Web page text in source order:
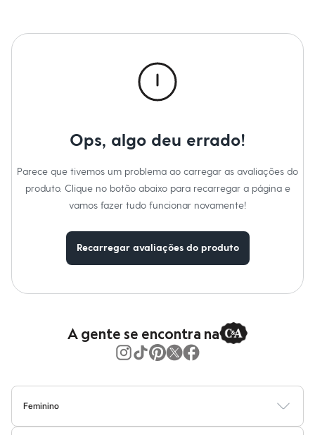
Saídas de praia
Personagens
Shorts e Saias
Em alta
Dia dos Pais
Camisetas e Regatas
Casacos e Jaquetas
Bolsas e Mochilas
Óculos
Relógios
Botas
Ops, algo deu errado!
Parece que tivemos um problema ao carregar as avaliações do
produto. Clique no botão abaixo para recarregar a página e
vamos fazer tudo funcionar novamente!
Recarregar avaliações do produto
A gente se encontra na
Feminino
BlusasCalçasVestidosSaiasCasacosModa PraiaModa Íntima